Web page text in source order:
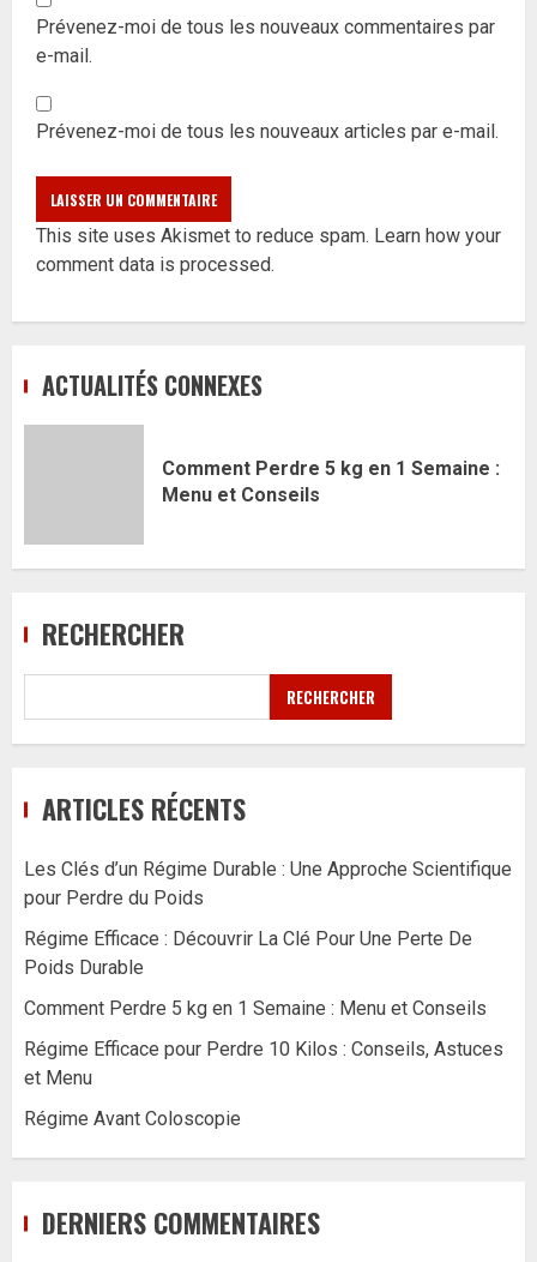
Prévenez-moi de tous les nouveaux commentaires par
e-mail.
Prévenez-moi de tous les nouveaux articles par e-mail.
This site uses Akismet to reduce spam. Learn how your
comment data is processed.
ACTUALITÉS CONNEXES
Comment Perdre 5 kg en 1 Semaine :
Menu et Conseils
RECHERCHER
RECHERCHER
ARTICLES RÉCENTS
Les Clés d’un Régime Durable : Une Approche Scientifique
pour Perdre du Poids
Régime Efficace : Découvrir La Clé Pour Une Perte De
Poids Durable
Comment Perdre 5 kg en 1 Semaine : Menu et Conseils
Régime Efficace pour Perdre 10 Kilos : Conseils, Astuces
et Menu
Régime Avant Coloscopie
DERNIERS COMMENTAIRES